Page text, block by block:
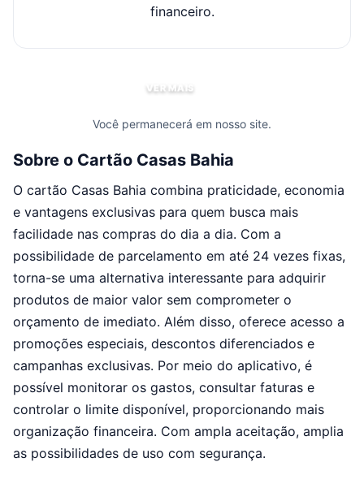
financeiro.
VER MAIS
Você permanecerá em nosso site.
Sobre o Cartão Casas Bahia
O cartão Casas Bahia combina praticidade, economia
e vantagens exclusivas para quem busca mais
facilidade nas compras do dia a dia. Com a
possibilidade de parcelamento em até 24 vezes fixas,
torna-se uma alternativa interessante para adquirir
produtos de maior valor sem comprometer o
orçamento de imediato. Além disso, oferece acesso a
promoções especiais, descontos diferenciados e
campanhas exclusivas. Por meio do aplicativo, é
possível monitorar os gastos, consultar faturas e
controlar o limite disponível, proporcionando mais
organização financeira. Com ampla aceitação, amplia
as possibilidades de uso com segurança.